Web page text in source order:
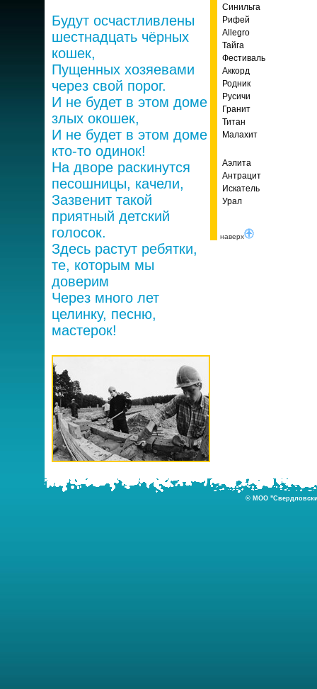
Будут осчастливлены
шестнадцать чёрных
кошек,
Пущенных хозяевами
через свой порог.
И не будет в этом доме
злых окошек,
И не будет в этом доме
кто-то одинок!
На дворе раскинутся
песошницы, качели,
Зазвенит такой
приятный детский
голосок.
Здесь растут ребятки,
те, которым мы
доверим
Через много лет
целинку, песню,
мастерок!
Синильга
Рифей
Allegro
Тайга
Фестиваль
Аккорд
Родник
Русичи
Гранит
Титан
Малахит
Аэлита
Антрацит
Искатель
Урал
наверх
© МОО